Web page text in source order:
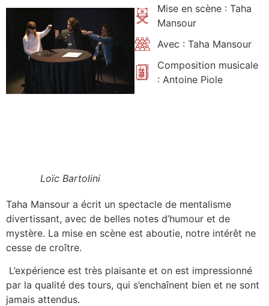
Loïc Bartolini
Mise en scène : Taha
Mansour
Avec : Taha Mansour
Composition musicale
: Antoine Piole
Taha Mansour a écrit un spectacle de mentalisme
divertissant, avec de belles notes d’humour et de
mystère. La mise en scène est aboutie, notre intérêt ne
cesse de croître.
L’expérience est très plaisante et on est impressionné
par la qualité des tours, qui s’enchaînent bien et ne sont
jamais attendus.